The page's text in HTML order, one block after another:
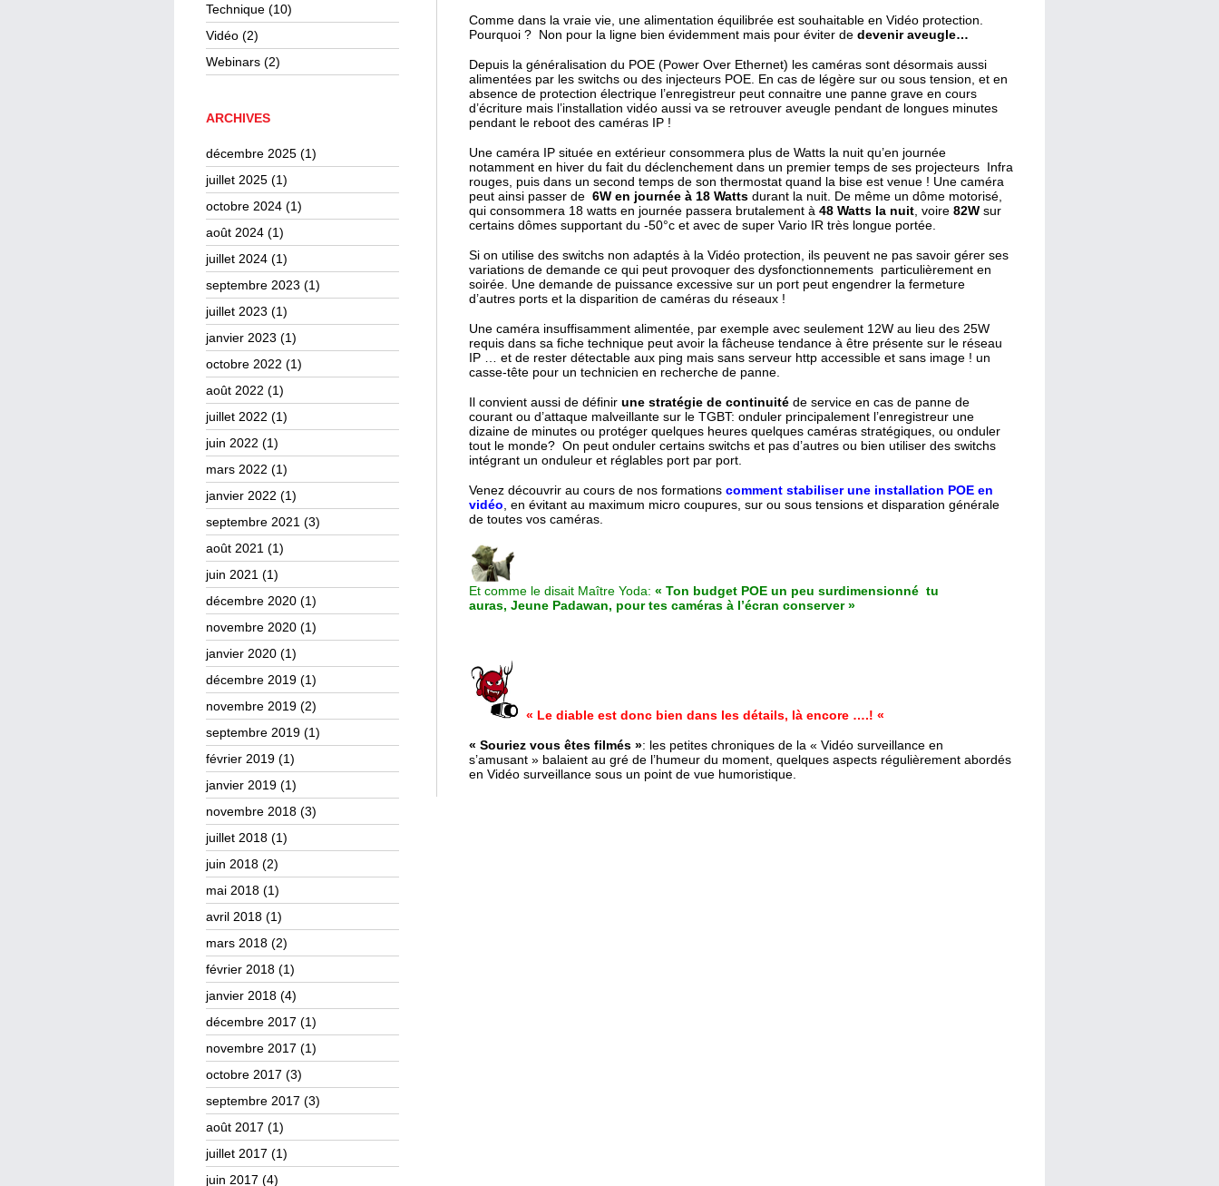
Technique (10)
Vidéo (2)
Webinars (2)
ARCHIVES
décembre 2025 (1)
juillet 2025 (1)
octobre 2024 (1)
août 2024 (1)
juillet 2024 (1)
septembre 2023 (1)
juillet 2023 (1)
janvier 2023 (1)
octobre 2022 (1)
août 2022 (1)
juillet 2022 (1)
juin 2022 (1)
mars 2022 (1)
janvier 2022 (1)
septembre 2021 (3)
août 2021 (1)
juin 2021 (1)
décembre 2020 (1)
novembre 2020 (1)
janvier 2020 (1)
décembre 2019 (1)
novembre 2019 (2)
septembre 2019 (1)
février 2019 (1)
janvier 2019 (1)
novembre 2018 (3)
juillet 2018 (1)
juin 2018 (2)
mai 2018 (1)
avril 2018 (1)
mars 2018 (2)
février 2018 (1)
janvier 2018 (4)
décembre 2017 (1)
novembre 2017 (1)
octobre 2017 (3)
septembre 2017 (3)
août 2017 (1)
juillet 2017 (1)
juin 2017 (4)
Comme dans la vraie vie, une alimentation équilibrée est souhaitable en Vidéo protection.
Pourquoi ? Non pour la ligne bien évidemment mais pour éviter de devenir aveugle…
Depuis la généralisation du POE (Power Over Ethernet) les caméras sont désormais aussi
alimentées par les switchs ou des injecteurs POE. En cas de légère sur ou sous tension, et en
absence de protection électrique l’enregistreur peut connaitre une panne grave en cours
d’écriture mais l’installation vidéo aussi va se retrouver aveugle pendant de longues minutes
pendant le reboot des caméras IP !
Une caméra IP située en extérieur consommera plus de Watts la nuit qu’en journée
notamment en hiver du fait du déclenchement dans un premier temps de ses projecteurs Infra
rouges, puis dans un second temps de son thermostat quand la bise est venue ! Une caméra
peut ainsi passer de 6W en journée à 18 Watts durant la nuit. De même un dôme motorisé,
qui consommera 18 watts en journée passera brutalement à 48 Watts la nuit , voire 82W sur
certains dômes supportant du -50°c et avec de super Vario IR très longue portée.
Si on utilise des switchs non adaptés à la Vidéo protection, ils peuvent ne pas savoir gérer ses
variations de demande ce qui peut provoquer des dysfonctionnements particulièrement en
soirée. Une demande de puissance excessive sur un port peut engendrer la fermeture
d’autres ports et la disparition de caméras du réseaux !
Une caméra insuffisamment alimentée, par exemple avec seulement 12W au lieu des 25W
requis dans sa fiche technique peut avoir la fâcheuse tendance à être présente sur le réseau
IP … et de rester détectable aux ping mais sans serveur http accessible et sans image ! un
casse-tête pour un technicien en recherche de panne.
Il convient aussi de définir une stratégie de continuité de service en cas de panne de
courant ou d’attaque malveillante sur le TGBT: onduler principalement l’enregistreur une
dizaine de minutes ou protéger quelques heures quelques caméras stratégiques, ou onduler
tout le monde? On peut onduler certains switchs et pas d’autres ou bien utiliser des switchs
intégrant un onduleur et réglables port par port.
Venez découvrir au cours de nos formations comment stabiliser une installation POE en
vidéo , en évitant au maximum micro coupures, sur ou sous tensions et disparation générale
de toutes vos caméras.
Et comme le disait Maître Yoda: « Ton budget POE un peu surdimensionné tu
auras, Jeune Padawan, pour tes caméras à l’écran conserver »
« Le diable est donc bien dans les détails, là encore ….! «
« Souriez vous êtes filmés »: les petites chroniques de la « Vidéo surveillance en
s’amusant » balaient au gré de l’humeur du moment, quelques aspects régulièrement abordés
en Vidéo surveillance sous un point de vue humoristique.